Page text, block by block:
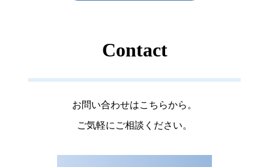
Contact
お問い合わせはこちらから。
ご気軽にご相談ください。